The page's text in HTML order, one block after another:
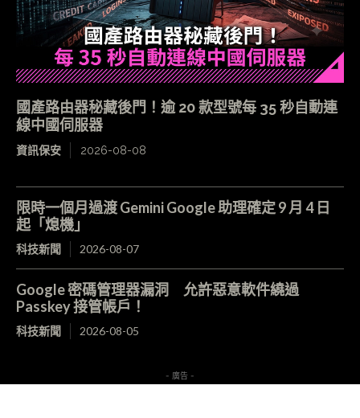
國產路由器秘藏後門！逾 20 款型號每 35 秒自動連
線中國伺服器
資訊保安 2026-08-08
限時一個月過渡 Gemini Google 助理確定 9 月 4 日
起「熄機」
科技新聞 2026-08-07
Google 密碼管理器漏洞 允許惡意軟件繞過
Passkey 接管帳戶！
科技新聞 2026-08-05
- 廣告 -